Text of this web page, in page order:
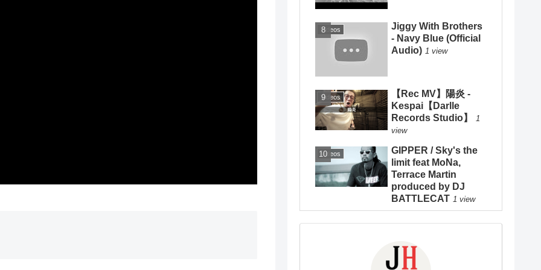
Videos
Jiggy With Brothers
- Navy Blue (Official
Audio) 1 view
Videos
【Rec MV】陽炎 -
Kespai【Darlle
Records Studio】
1
view
Videos
GIPPER / Sky's the
limit feat MoNa,
Terrace Martin
produced by DJ
BATTLECAT 1 view